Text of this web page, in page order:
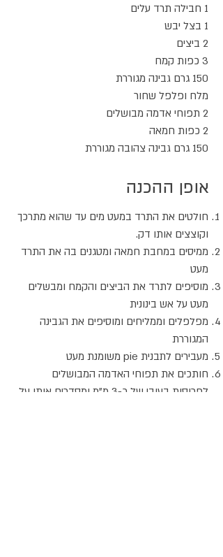
1 חבילה תרד עלים
1 בצל יבש
2 ביצים
3 כפות קמח
150 גרם גבינה מגוררת
מלח ופלפל שחור
2 תפוחי אדמה מבושלים
2 כפות חמאה
150 גרם גבינה צהובה מגוררת
אופן ההכנה
חולטים את התרד במעט מים עד שהוא מתרכך
וקוצצים אותו דק.
ממיסים במחבת חמאה ומטגנים בה את התרד
מעט
מוסיפים לתרד את הביצים והקמח ומבשלים
מעט על אש בינונית
מפלפלים וממליחים ומוסיפים את הגבינה
המגוררת
מעבירים לתבנית pie משומנת מעט
חותכים את תפוחי האדמה המבושלים
לפרוסות בעובי של כ-3 מ"מ ומסדרים אותן על